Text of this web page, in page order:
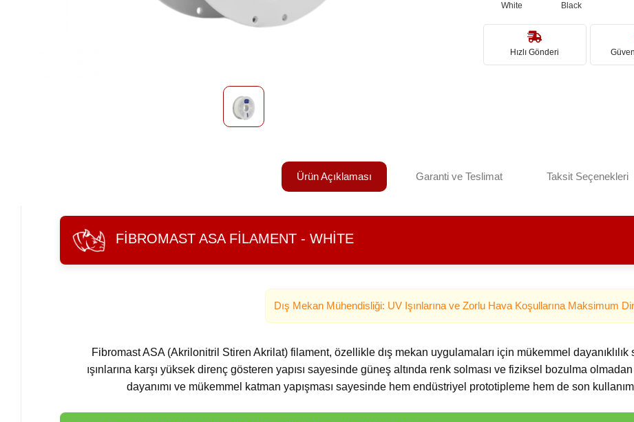
White Black
Hızlı Gönderi
Ürün Açıklaması Garanti ve Teslimat Taksit Seçenekleri
FIBROMAST ASA FILAMENT - WHITE
Dış Mekan Mühendisliği: UV Işınlarına ve Zorlu Hava Koşullarına Maksimum
Fibromast ASA (Akrilonitril Stiren Akrilat) filament, özellikle dış mekan uygulamaları için mükemmel
ışınlarına karşı yüksek direnç gösteren yapısı sayesinde güneş altında renk solması ve fiziksel bozulma
dayanımı ve mükemmel katman yapışması sayesinde hem endüstriyel prototipleme hem de son